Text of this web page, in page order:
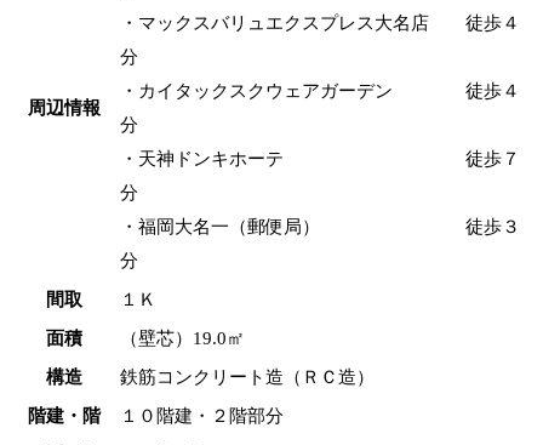
周辺情報
・マックスバリュエクスプレス大名店 徒歩４
分
・カイタックスクウェアガーデン 徒歩４
分
・天神ドンキホーテ 徒歩７
分
・福岡大名一（郵便局） 徒歩３
分
間取
１Ｋ
面積
（壁芯）19.0㎡
構造
鉄筋コンクリート造（ＲＣ造）
階建・階
１０階建・２階部分